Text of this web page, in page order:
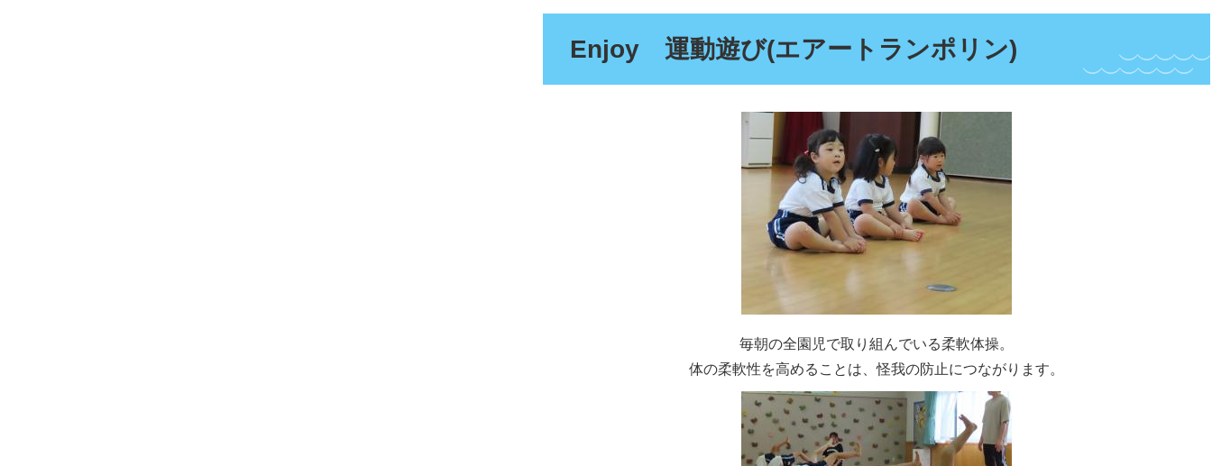
Enjoy 運動遊び(エアートランポリン)
毎朝の全園児で取り組んでいる柔軟体操。
体の柔軟性を高めることは、怪我の防止につながります。